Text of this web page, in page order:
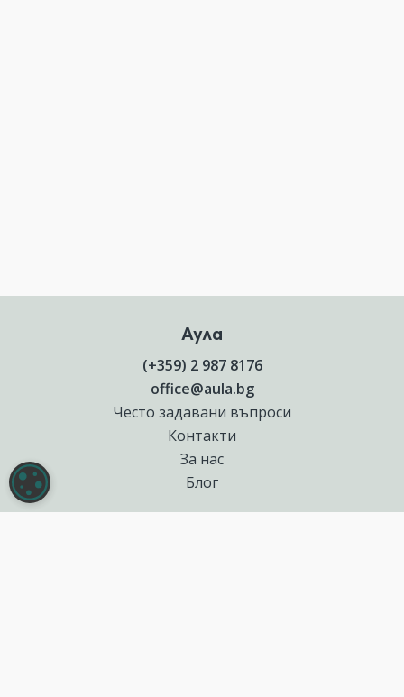
Аула
(+359) 2 987 8176
office@aula.bg
Често задавани въпроси
Контакти
За нас
Блог
НАСТРОЙКИ НА БИСКВИТКИТЕ